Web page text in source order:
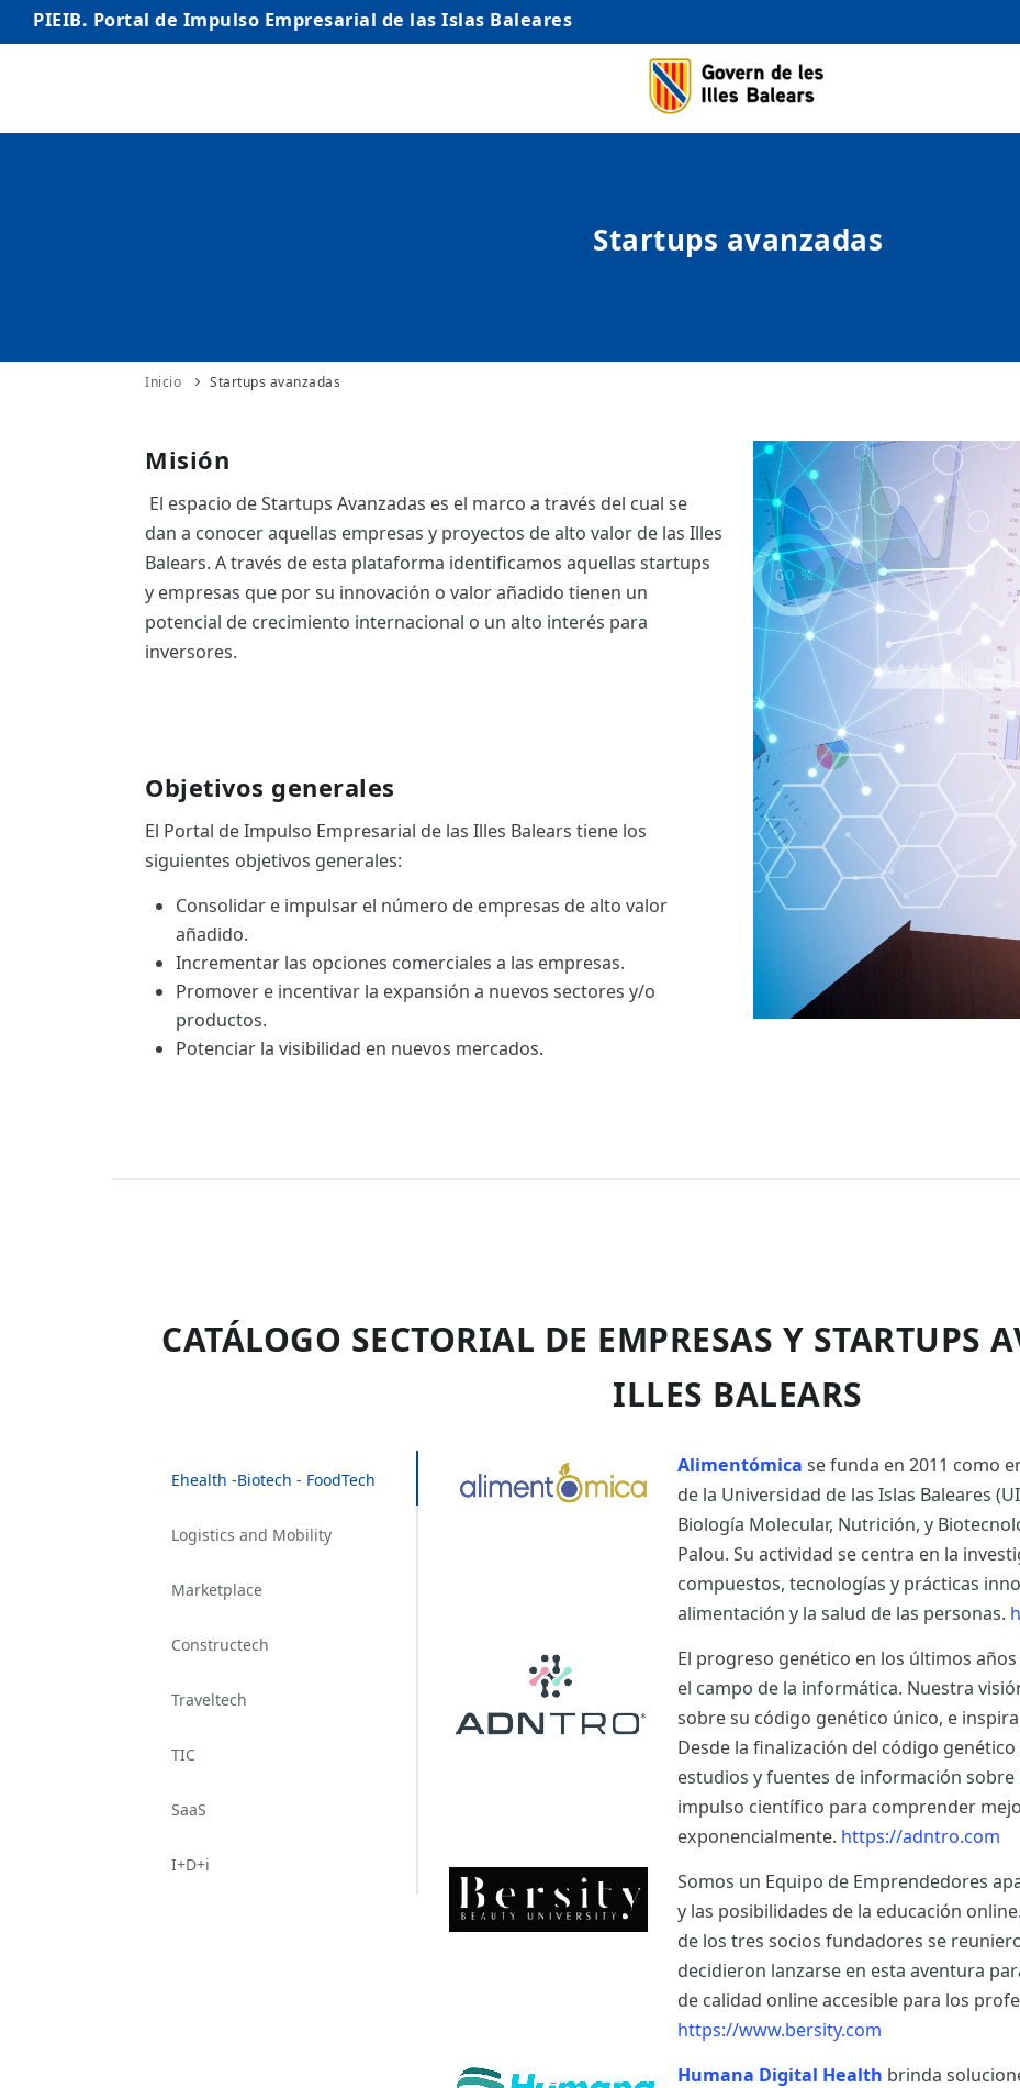
PIEIB. Portal de Impulso Empresarial de las Islas Baleares
INICIO
INTERNACIONALIZACIÓN
Startups avanzadas
Inicio Startups avanzadas
Misión
El espacio de Startups Avanzadas es el marco a través del cual se
dan a conocer aquellas empresas y proyectos de alto valor de las Illes
Balears. A través de esta plataforma identificamos aquellas startups
y empresas que por su innovación o valor añadido tienen un
potencial de crecimiento internacional o un alto interés para
inversores.
Objetivos generales
El Portal de Impulso Empresarial de las Illes Balears tiene los
siguientes objetivos generales:
Consolidar e impulsar el número de empresas de alto valor
añadido.
Incrementar las opciones comerciales a las empresas.
Promover e incentivar la expansión a nuevos sectores y/o
productos.
Potenciar la visibilidad en nuevos mercados.
CATÁLOGO SECTORIAL DE EMPRESAS Y STARTUPS
ILLES BALEARS
Ehealth -Biotech - FoodTech
Logistics and Mobility
Marketplace
Constructech
Traveltech
TIC
SaaS
I+D+i
Alimentómica se funda en 2011 como
de la Universidad de las Islas Baleares
Biología Molecular, Nutrición, y
Palou. Su actividad se centra en la
compuestos, tecnologías y prácticas
alimentación y la salud de las personas.
El progreso genético en los últimos
el campo de la informática. Nuestra
sobre su código genético único, e
Desde la finalización del código
estudios y fuentes de información
impulso científico para comprender
exponencialmente. https://adntro.com
Somos un Equipo de Emprendedores
y las posibilidades de la educación online.
de los tres socios fundadores se
decidieron lanzarse en esta aventura
de calidad online accesible para los
https://www.bersity.com
Humana Digital Health brinda